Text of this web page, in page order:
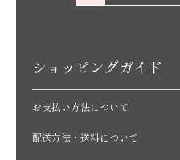
ショッピングガイド
お支払い方法について
配送方法・送料について